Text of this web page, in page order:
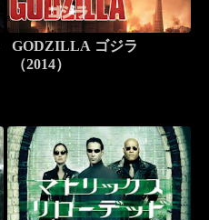
GODZILLA ゴジラ
（2014）